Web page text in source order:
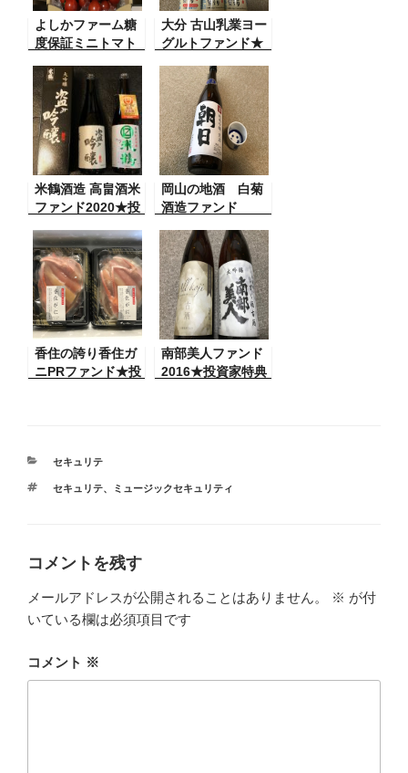
よしかファーム糖
度保証ミニトマト
特典到着
大分 古山乳業ヨー
グルトファンド★
米鶴酒造 高畠酒米
ファンド2020★投
岡山の地酒 白菊
酒造ファンド
香住の誇り香住ガ
ニPRファンド★投
南部美人ファンド
2016★投資家特典
カ
ゴ
セキュリテ
タ
セキュリテ、 ミュージックセキュリティ
コメントを残す
メールアドレスが公開されることはありません。 ※ が付
いている欄は必須項目です
コメント ※